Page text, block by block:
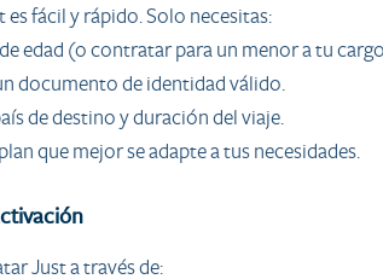
fácil y rápido. Solo necesitas:
edad (o contratar para un menor a tu
documento de identidad válido.
de destino y duración del viaje.
que mejor se adapte a tus necesidades.
Just a través de: